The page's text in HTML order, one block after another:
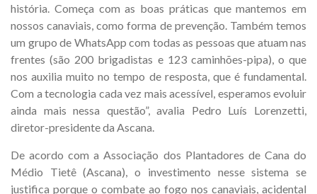
história. Começa com as boas práticas que mantemos em
nossos canaviais, como forma de prevenção. Também temos
um grupo de WhatsApp com todas as pessoas que atuam nas
frentes (são 200 brigadistas e 123 caminhões-pipa), o que
nos auxilia muito no tempo de resposta, que é fundamental.
Com a tecnologia cada vez mais acessível, esperamos evoluir
ainda mais nessa questão”, avalia Pedro Luís Lorenzetti,
diretor-presidente da Ascana.
De acordo com a Associação dos Plantadores de Cana do
Médio Tietê (Ascana), o investimento nesse sistema se
justifica porque o combate ao fogo nos canaviais, acidental